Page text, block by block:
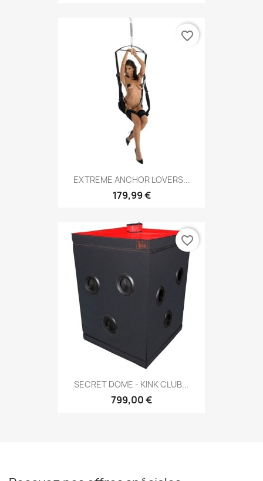
EXTREME ANCHOR LOVERS...
179,99 €
favorite_border
SECRET DOME - KINK CLUB...
799,00 €
favorite_border